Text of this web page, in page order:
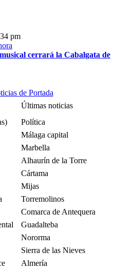
pm
cerrará la Cabalgata de
de Portada
Últimas noticias
Política
Málaga capital
Marbella
Alhaurín de la Torre
Cártama
Mijas
Torremolinos
Comarca de Antequera
Guadalteba
Nororma
Sierra de las Nieves
Almería